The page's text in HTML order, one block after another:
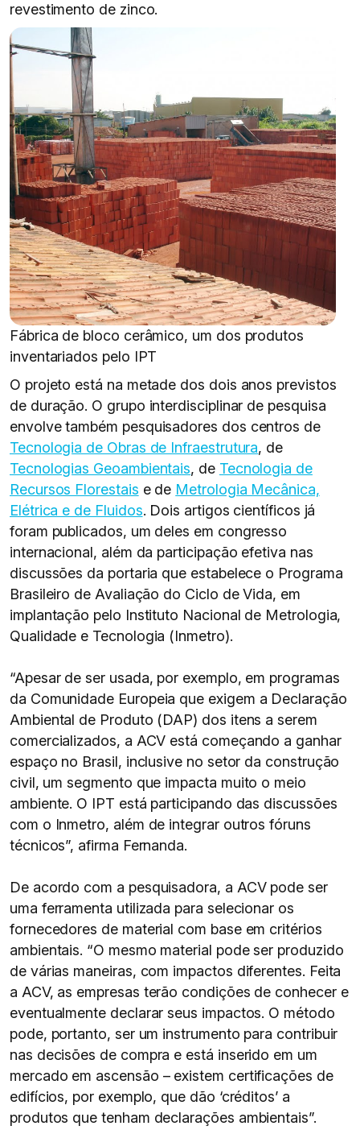
revestimento de zinco.
Fábrica de bloco cerâmico, um dos produtos
inventariados pelo IPT
O projeto está na metade dos dois anos previstos
de duração. O grupo interdisciplinar de pesquisa
envolve também pesquisadores dos centros de
Tecnologia de Obras de Infraestrutura, de
Tecnologias Geoambientais, de Tecnologia de
Recursos Florestais e de Metrologia Mecânica,
Elétrica e de Fluidos. Dois artigos científicos já
foram publicados, um deles em congresso
internacional, além da participação efetiva nas
discussões da portaria que estabelece o Programa
Brasileiro de Avaliação do Ciclo de Vida, em
implantação pelo Instituto Nacional de Metrologia,
Qualidade e Tecnologia (Inmetro).
“Apesar de ser usada, por exemplo, em programas
da Comunidade Europeia que exigem a Declaração
Ambiental de Produto (DAP) dos itens a serem
comercializados, a ACV está começando a ganhar
espaço no Brasil, inclusive no setor da construção
civil, um segmento que impacta muito o meio
ambiente. O IPT está participando das discussões
com o Inmetro, além de integrar outros fóruns
técnicos”, afirma Fernanda.
De acordo com a pesquisadora, a ACV pode ser
uma ferramenta utilizada para selecionar os
fornecedores de material com base em critérios
ambientais. “O mesmo material pode ser produzido
de várias maneiras, com impactos diferentes. Feita
a ACV, as empresas terão condições de conhecer e
eventualmente declarar seus impactos. O método
pode, portanto, ser um instrumento para contribuir
nas decisões de compra e está inserido em um
mercado em ascensão – existem certificações de
edifícios, por exemplo, que dão ‘créditos’ a
produtos que tenham declarações ambientais”.